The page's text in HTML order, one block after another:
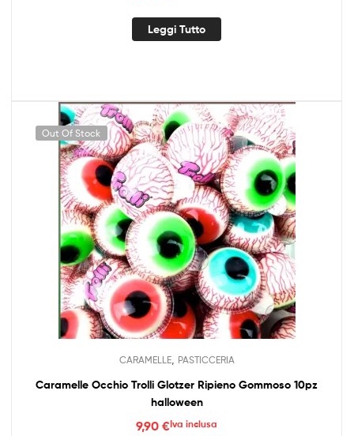
Leggi Tutto
Out Of Stock
CARAMELLE, PASTICCERIA
Caramelle Occhio Trolli Glotzer Ripieno Gommoso 10pz
halloween
9,90 €Iva inclusa